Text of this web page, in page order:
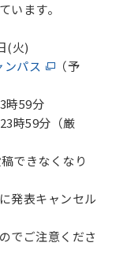
います。
(火)
パス
（予
時59分
時59分（厳
できなくなり
発表キャンセル
でご注意くださ